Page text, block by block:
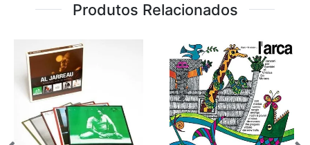
Produtos Relacionados